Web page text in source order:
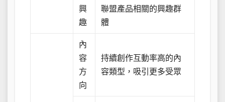
興
趣
聯盟產品相關的興趣群
體
內
容
方
向
持續創作互動率高的內
容類型，吸引更多受眾